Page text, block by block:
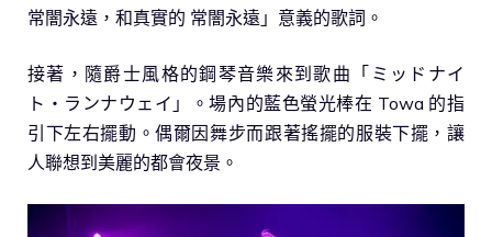
常闇永遠，和真實的 常闇永遠」意義的歌詞。
接著，隨爵士風格的鋼琴音樂來到歌曲「ミッドナイ
ト・ランナウェイ」。場內的藍色螢光棒在 Towa 的指
引下左右擺動。偶爾因舞步而跟著搖擺的服裝下擺，讓
人聯想到美麗的都會夜景。